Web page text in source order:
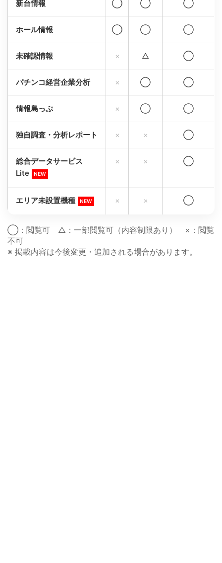
新台情報 ◯ ◯ ◯
ホール情報 ◯ ◯ ◯
未確認情報 × △ ◯
パチンコ経営企業分析 × ◯ ◯
情報島っぷ × ◯ ◯
独自調査・分析レポート × × ◯
総合データサービス
Lite
NEW
× × ◯
エリア未設置機種 NEW × × ◯
◯：閲覧可 △：一部閲覧可（内容制限あり） ×：閲覧
不可
※ 掲載内容は今後変更・追加される場合があります。